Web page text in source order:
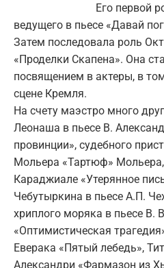
Его первой
ведущего в пьесе «Давай
Затем последовала роль
«Проделки Скапена». Она
посвящением в актеры, в
сцене Кремля.
На счету маэстро много
Леонаша в пьесе В.
провинции», судебного
Мольера «Тартюф»
Караджиале «Утерянное
Чебутыркина в пьесе А.П.
хриплого моряка в пьесе В.
«Оптимистическая
Еверака «Пятый лебедь»,
Александри «Фармазон из